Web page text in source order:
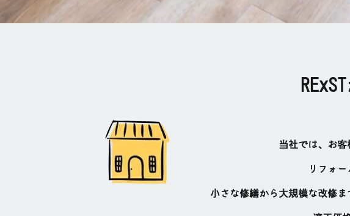
当社では、お客
リフォ
小さな修繕から大規模な改修